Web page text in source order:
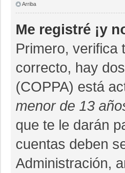
Arriba
Me registré ¡y
Primero, verifica
correcto, hay
(COPPA) está
menor de 13
que te le darán
cuentas deben
Administración,